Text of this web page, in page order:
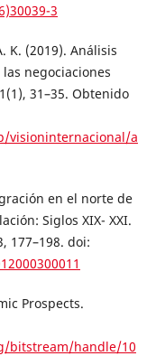
3
K. (2019). Análisis
negociaciones
31–35. Obtenido
visioninternacional/a
en el norte de
Siglos XIX- XXI.
177–198. doi:
Prospects.
bitstream/handle/10